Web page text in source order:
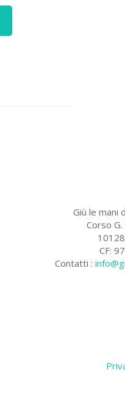
Giù le mani
Corso
CF:
Contatti :